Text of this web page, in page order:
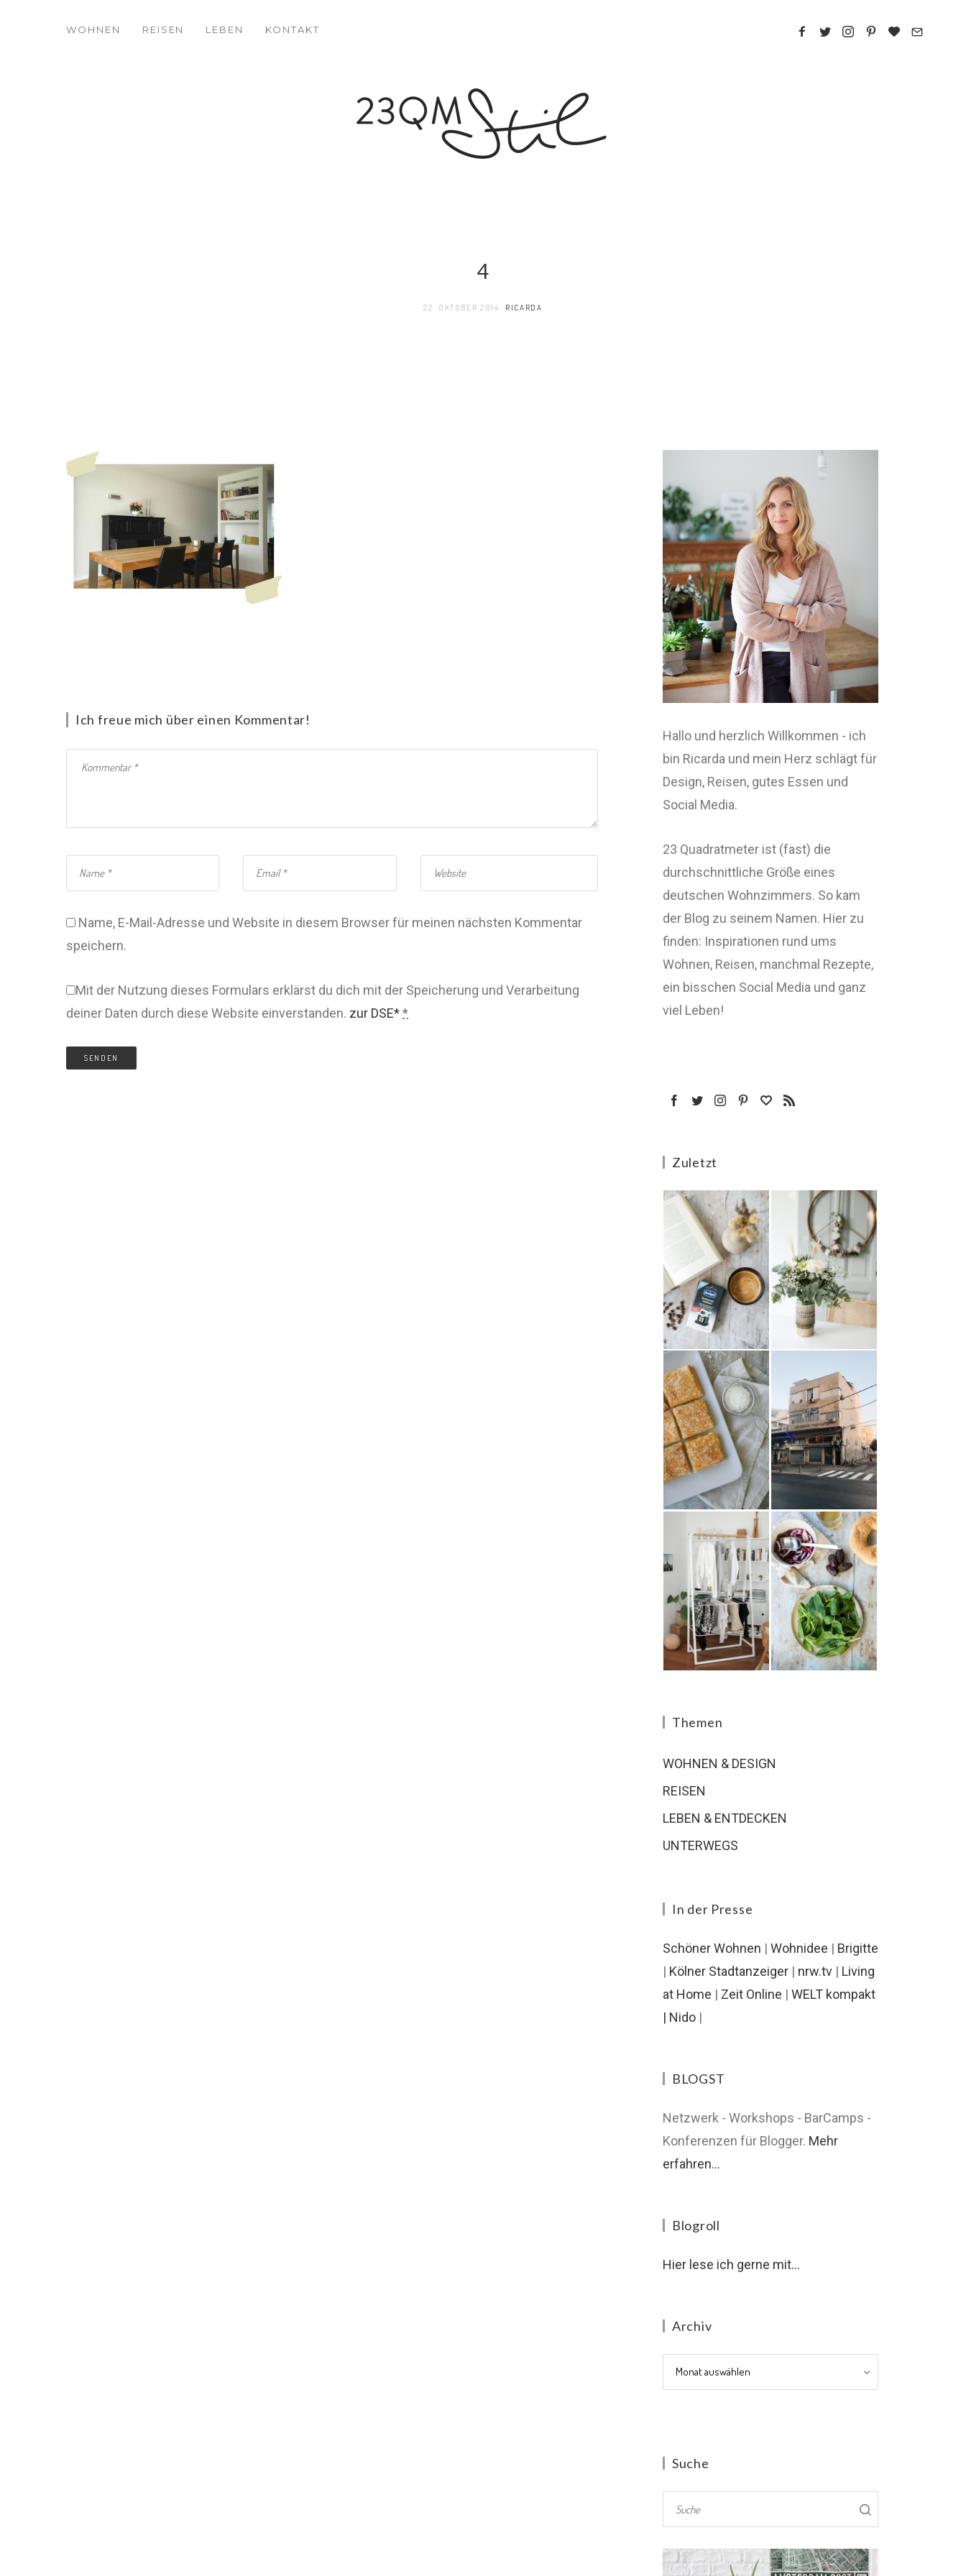
WOHNEN REISEN LEBEN KONTAKT
4
22. OKTOBER 2014 RICARDA
Ich freue mich über einen Kommentar!
Name, E-Mail-Adresse und Website in diesem Browser für meinen nächsten Kommentar
speichern.
Mit der Nutzung dieses Formulars erklärst du dich mit der Speicherung und Verarbeitung
deiner Daten durch diese Website einverstanden. zur DSE**
Hallo und herzlich Willkommen - ich
bin Ricarda und mein Herz schlägt für
Design, Reisen, gutes Essen und
Social Media.
23 Quadratmeter ist (fast) die
durchschnittliche Größe eines
deutschen Wohnzimmers. So kam
der Blog zu seinem Namen. Hier zu
finden: Inspirationen rund ums
Wohnen, Reisen, manchmal Rezepte,
ein bisschen Social Media und ganz
viel Leben!
Zuletzt
Themen
WOHNEN & DESIGN
REISEN
LEBEN & ENTDECKEN
UNTERWEGS
In der Presse
Schöner Wohnen | Wohnidee | Brigitte
| Kölner Stadtanzeiger | nrw.tv | Living
at Home | Zeit Online | WELT kompakt
| Nido |
BLOGST
Netzwerk - Workshops - BarCamps -
Konferenzen für Blogger. Mehr
erfahren...
Blogroll
Hier lese ich gerne mit...
Archiv
Archiv
Suche